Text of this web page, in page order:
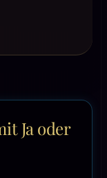
Ja oder